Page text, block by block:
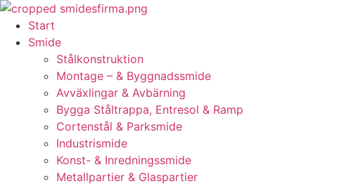
Skip
content
Start
Smide
Stålkonstruktion
Montage – & Byggnadssmide
Avväxlingar & Avbärning
Bygga Ståltrappa, Entresol & Ramp
Cortenstål & Parksmide
Industrismide
Konst- & Inredningssmide
Metallpartier & Glaspartier